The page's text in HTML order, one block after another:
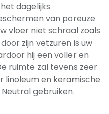
dagelijks
van poreuze
vloer niet schraal zoals
zijn vetzuren is uw
hij een voller en
ruimte zal tevens zeer
linoleum en keramische
gebruiken.